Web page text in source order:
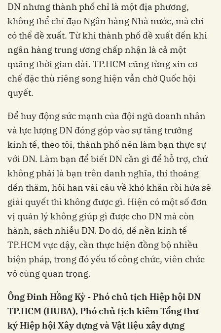
DN nhưng thành phố chỉ là một địa phương,
không thể chỉ đạo Ngân hàng Nhà nước, mà chỉ
có thể đề xuất. Từ khi thành phố đề xuất đến khi
ngân hàng trung ương chấp nhận là cả một
quãng thời gian dài. TP.HCM cũng từng xin cơ
chế đặc thù riêng song hiện vẫn chờ Quốc hội
quyết.
Để huy động sức mạnh của đội ngũ doanh nhân
và lực lượng DN đóng góp vào sự tăng trưởng
kinh tế, theo tôi, thành phố nên làm bạn thực sự
với DN. Làm bạn để biết DN cần gì để hỗ trợ, chứ
không phải là bạn trên danh nghĩa, thi thoảng
đến thăm, hỏi han vài câu về khó khăn rồi hứa sẽ
giải quyết thì không được gì. Hiện có một số đơn
vị quản lý không giúp gì được cho DN mà còn
hành, sách nhiễu DN. Do đó, để nền kinh tế
TP.HCM vực dậy, cần thực hiện đồng bộ nhiều
biện pháp, trong đó yếu tố công chức, viên chức
vô cùng quan trọng.
Ông Đinh Hồng Kỳ - Phó chủ tịch Hiệp hội DN
TP.HCM (HUBA), Phó chủ tịch kiêm Tổng thư
kýHiệp hội Xây dựng và Vật liệu xây dựng